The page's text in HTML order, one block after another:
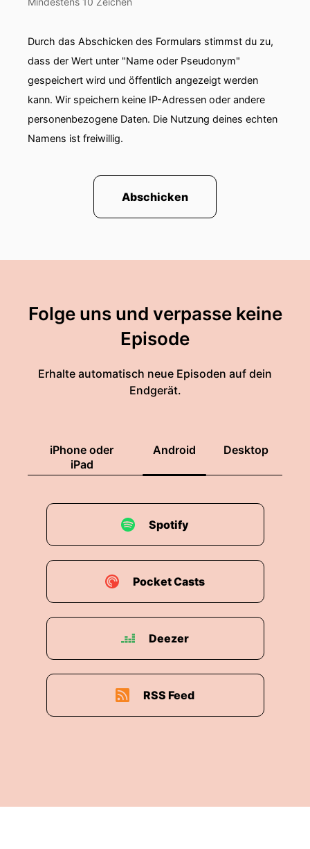
Durch das Abschicken des Formulars stimmst du zu,
dass der Wert unter "Name oder Pseudonym"
gespeichert wird und öffentlich angezeigt werden
kann. Wir speichern keine IP-Adressen oder andere
personenbezogene Daten. Die Nutzung deines echten
Namens ist freiwillig.
Abschicken
Folge uns und verpasse keine
Episode
Erhalte automatisch neue Episoden auf dein
Endgerät.
iPhone oder
iPad
Android Desktop
Spotify
Pocket Casts
Deezer
RSS Feed